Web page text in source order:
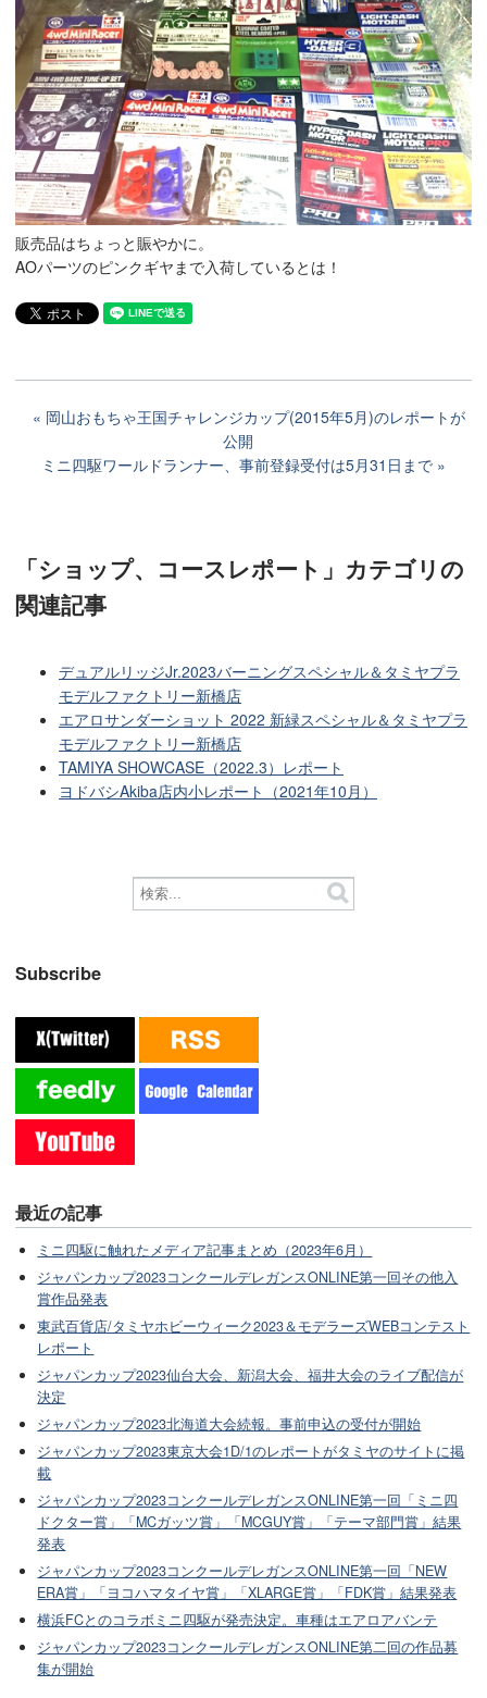
販売品はちょっと賑やかに。
AOパーツのピンクギヤまで入荷しているとは！
岡山おもちゃ王国チャレンジカップ(2015年5月)のレポートが
公開
ミニ四駆ワールドランナー、事前登録受付は5月31日まで
「ショップ、コースレポート」カテゴリの
関連記事
デュアルリッジJr.2023バーニングスペシャル＆タミヤプラ
モデルファクトリー新橋店
エアロサンダーショット 2022 新緑スペシャル＆タミヤプラ
モデルファクトリー新橋店
TAMIYA SHOWCASE（2022.3）レポート
ヨドバシAkiba店内小レポート（2021年10月）
Subscribe
最近の記事
ミニ四駆に触れたメディア記事まとめ（2023年6月）
ジャパンカップ2023コンクールデレガンスONLINE第一回その他入
賞作品発表
東武百貨店/タミヤホビーウィーク2023＆モデラーズWEBコンテスト
レポート
ジャパンカップ2023仙台大会、新潟大会、福井大会のライブ配信が
決定
ジャパンカップ2023北海道大会続報。事前申込の受付が開始
ジャパンカップ2023東京大会1D/1のレポートがタミヤのサイトに掲
載
ジャパンカップ2023コンクールデレガンスONLINE第一回「ミニ四
ドクター賞」「MCガッツ賞」「MCGUY賞」「テーマ部門賞」結果
発表
ジャパンカップ2023コンクールデレガンスONLINE第一回「NEW
ERA賞」「ヨコハマタイヤ賞」「XLARGE賞」「FDK賞」結果発表
横浜FCとのコラボミニ四駆が発売決定。車種はエアロアバンテ
ジャパンカップ2023コンクールデレガンスONLINE第二回の作品募
集が開始